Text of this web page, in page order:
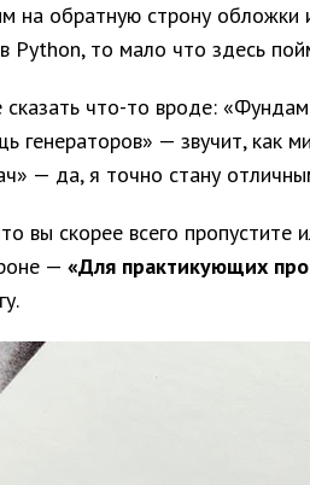
на обратную строну обложки
Python, то мало что здесь
что-то вроде:
генераторов» — звучит, как
— да, я точно стану
вы скорее всего
— «Для практикующих